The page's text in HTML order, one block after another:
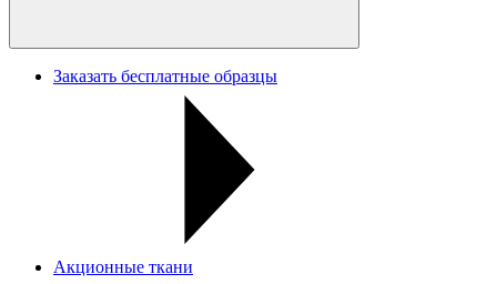
Заказать бесплатные образцы
Акционные ткани